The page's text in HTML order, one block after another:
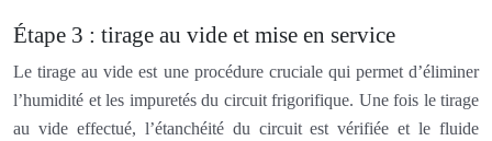
Étape 3 : tirage au vide et mise en service
Le tirage au vide est une procédure cruciale qui permet d’éliminer
l’humidité et les impuretés du circuit frigorifique. Une fois le tirage
au vide effectué, l’étanchéité du circuit est vérifiée et le fluide